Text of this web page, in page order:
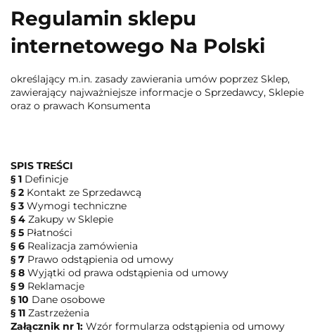
Regulamin sklepu
internetowego Na Polski
określający m.in. zasady zawierania umów poprzez Sklep,
zawierający najważniejsze informacje o Sprzedawcy, Sklepie
oraz o prawach Konsumenta
SPIS TREŚCI
§ 1 Definicje
§ 2 Kontakt ze Sprzedawcą
§ 3 Wymogi techniczne
§ 4 Zakupy w Sklepie
§ 5 Płatności
§ 6 Realizacja zamówienia
§ 7 Prawo odstąpienia od umowy
§ 8 Wyjątki od prawa odstąpienia od umowy
§ 9 Reklamacje
§ 10 Dane osobowe
§ 11 Zastrzeżenia
Załącznik nr 1: Wzór formularza odstąpienia od umowy